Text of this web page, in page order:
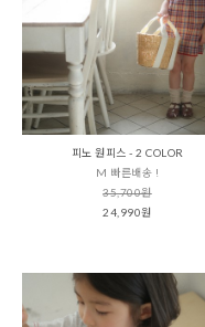
피노 원피스 - 2 COLOR
M 빠른배송 !
35,700원
24,990원